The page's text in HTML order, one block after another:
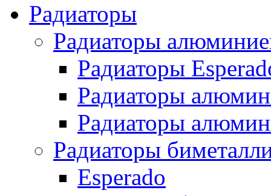
Радиаторы
Радиаторы
Радиаторы
Радиаторы
Радиаторы
Радиаторы
Esperado